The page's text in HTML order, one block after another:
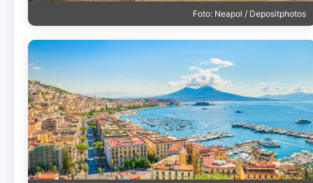
Foto: Neapol / Depositphotos